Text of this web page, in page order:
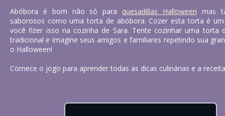
Abóbora é bom não só para quesadillas Halloween mas
saborosos como uma torta de abóbora. Cozer esta torta é
você fizer isso na cozinha de Sara. Tente cozinhar uma torta
tradicional e imagine seus amigos e familiares repetindo sua
o Halloween!
Comece o jogo para aprender todas as dicas culinárias e a